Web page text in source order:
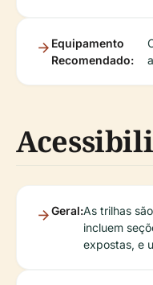
Equipamento
Recomendado:
Geral:As trilhas
incluem
expostas, e